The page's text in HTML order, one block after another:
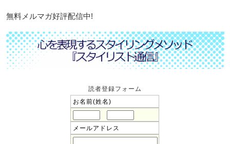
無料メルマガ好評配信中!
読者登録フォーム
お名前(姓名)
メールアドレス